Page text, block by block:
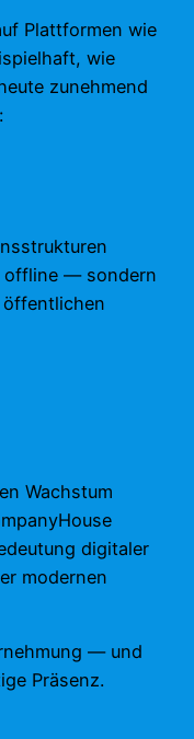
Plattformen wie
wie
zunehmend
offline — sondern
Wachstum
digitaler
modernen
— und
Präsenz.